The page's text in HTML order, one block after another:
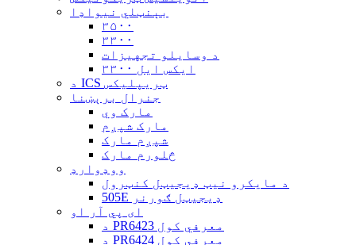
بېنټلي نیواډا
۳۵۰۰
۳۳۰۰
د وسایلو تجهیزات
۳۳۰۰ ایکس ایل
د ICS ټریپلیکس
جنرال برېښنا
مارک وي
مارک شپږم
شپږم مارک
څلورم مارک
ووډوارډ
د مایکرو نیټ ډیجیټل کنټرول
505E ډیجیټل ګورنر
ای پي آر او
د PR6423 معرفي کول
د PR6424 معرفي کول